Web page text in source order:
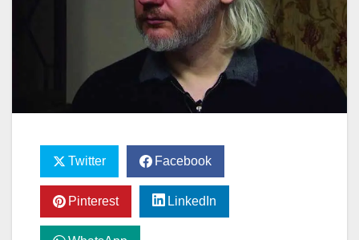
Twitter Facebook
Pinterest LinkedIn